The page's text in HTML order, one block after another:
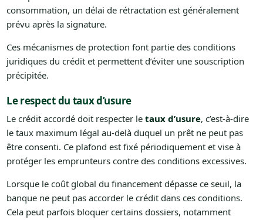
consommation, un délai de rétractation est généralement
prévu après la signature.
Ces mécanismes de protection font partie des conditions
juridiques du crédit et permettent d’éviter une souscription
précipitée.
Le respect du taux d’usure
Le crédit accordé doit respecter le taux d’usure, c’est-à-dire
le taux maximum légal au-delà duquel un prêt ne peut pas
être consenti. Ce plafond est fixé périodiquement et vise à
protéger les emprunteurs contre des conditions excessives.
Lorsque le coût global du financement dépasse ce seuil, la
banque ne peut pas accorder le crédit dans ces conditions.
Cela peut parfois bloquer certains dossiers, notamment